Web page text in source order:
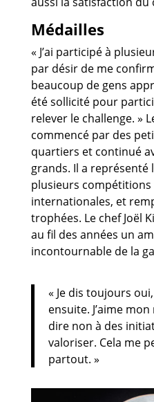
Médailles
« J’ai participé à
par désir de me
beaucoup de gens
été sollicité pour
relever le challenge. »
commencé par des
quartiers et continué
grands. Il a représenté
plusieurs
internationales, et
trophées. Le chef Joël
au fil des années un
incontournable de la
« Je dis toujours
ensuite. J’aime
dire non à des
valoriser. Cela me
partout. »